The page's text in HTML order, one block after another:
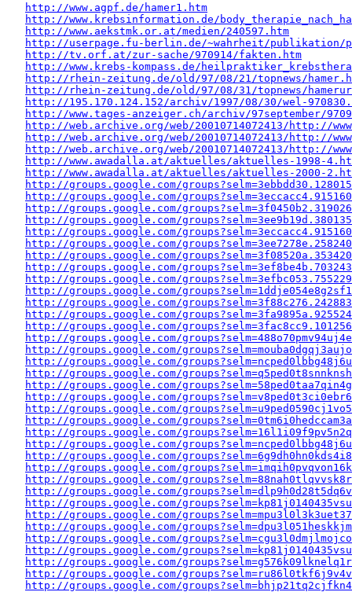
http://www.agpf.de/hamer1.htm
http://www.krebsinformation.de/
http://www.aekstmk.or.at/medien/240597.htm
http://userpage.fu-berlin.de/~wahrheit/publikation/
http://tv.orf.at/zur-sache/970914/fakten.htm
http://www.krebs-kompass.de/
http://rhein-zeitung.de/old/97/08/21/topnews/
http://rhein-zeitung.de/old/97/08/31/topnews/
http://195.170.124.152/archiv/1997/08/30/wel-
http://www.tages-anzeiger.ch/archiv/97september/
http://web.archive.org/web/20010714072413/http://
http://web.archive.org/web/20010714072413/http://
http://web.archive.org/web/20010714072413/http://
http://www.awadalla.at/aktuelles/aktuelles-1998-
http://www.awadalla.at/aktuelles/aktuelles-2000-
http://groups.google.com/
http://groups.google.com/
http://groups.google.com/
http://groups.google.com/
http://groups.google.com/
http://groups.google.com/
http://groups.google.com/
http://groups.google.com/
http://groups.google.com/
http://groups.google.com/
http://groups.google.com/
http://groups.google.com/
http://groups.google.com/
http://groups.google.com/
http://groups.google.com/
http://groups.google.com/
http://groups.google.com/
http://groups.google.com/
http://groups.google.com/
http://groups.google.com/
http://groups.google.com/
http://groups.google.com/
http://groups.google.com/
http://groups.google.com/
http://groups.google.com/
http://groups.google.com/
http://groups.google.com/
http://groups.google.com/
http://groups.google.com/
http://groups.google.com/
http://groups.google.com/
http://groups.google.com/
http://groups.google.com/
http://groups.google.com/
http://groups.google.com/